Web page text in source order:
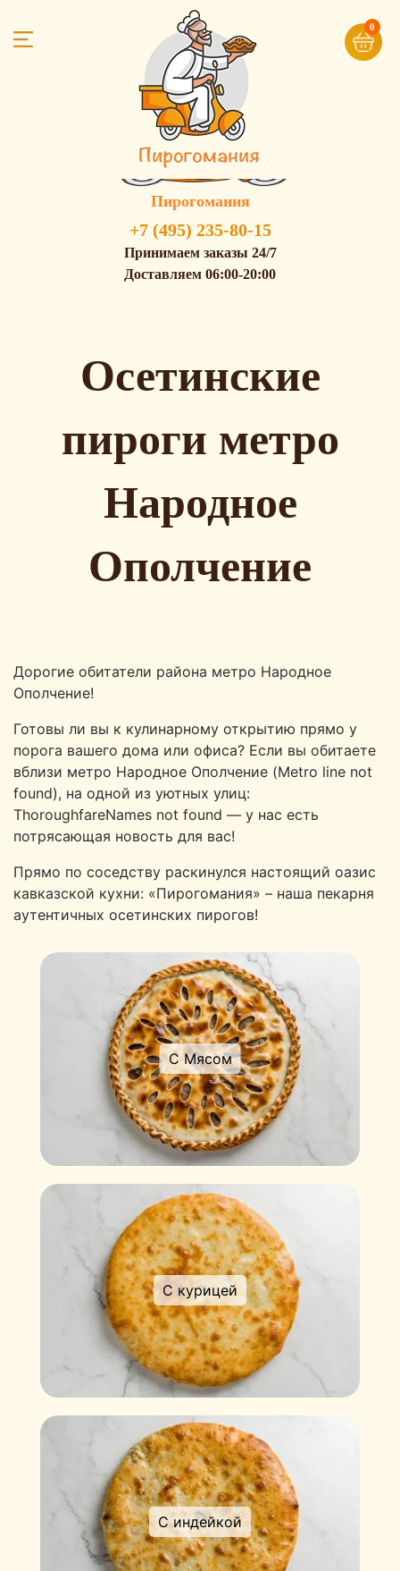
Пирогомания
+7 (495) 235-80-15
Принимаем заказы 24/7
Доставляем 06:00-20:00
Осетинские
пироги метро
Народное
Ополчение
Дорогие обитатели района метро Народное
Ополчение!
Готовы ли вы к кулинарному открытию прямо у
порога вашего дома или офиса? Если вы обитаете
вблизи метро Народное Ополчение (Metro line not
found), на одной из уютных улиц:
ThoroughfareNames not found — у нас есть
потрясающая новость для вас!
Прямо по соседству раскинулся настоящий оазис
кавказской кухни: «Пирогомания» – наша пекарня
аутентичных осетинских пирогов!
С Мясом
С курицей
С индейкой
0